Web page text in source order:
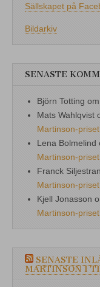
Sällskapet på
Bildarkiv
SENASTE
Björn Totting om
Mats Wahlqvist
Martinson-priset
Lena Bolmelind
Martinson-priset
Franck
Martinson-priset
Kjell Jonasson
Martinson-priset
SENASTE
MARTINSON I